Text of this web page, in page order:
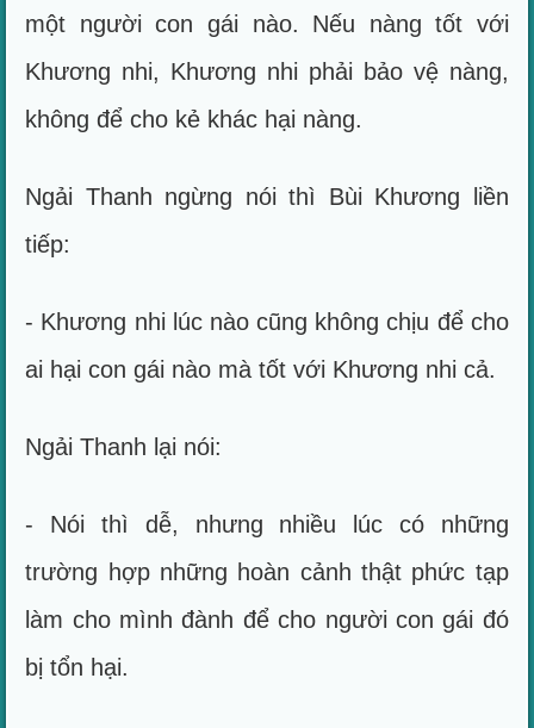
một người con gái nào. Nếu nàng tốt với
Khương nhi, Khương nhi phải bảo vệ nàng,
không để cho kẻ khác hại nàng.
Ngải Thanh ngừng nói thì Bùi Khương liền
tiếp:
- Khương nhi lúc nào cũng không chịu để cho
ai hại con gái nào mà tốt với Khương nhi cả.
Ngải Thanh lại nói:
- Nói thì dễ, nhưng nhiều lúc có những
trường hợp những hoàn cảnh thật phức tạp
làm cho mình đành để cho người con gái đó
bị tổn hại.